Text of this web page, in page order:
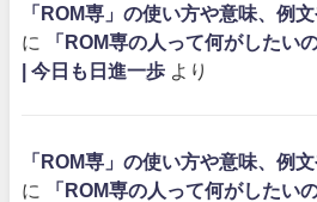
「ROM専」の使い方や意味、例
に
「ROM専の人って何がしたい
| 今日も日進一歩 より
「ROM専」の使い方や意味、例
に
「ROM専の人って何がしたい